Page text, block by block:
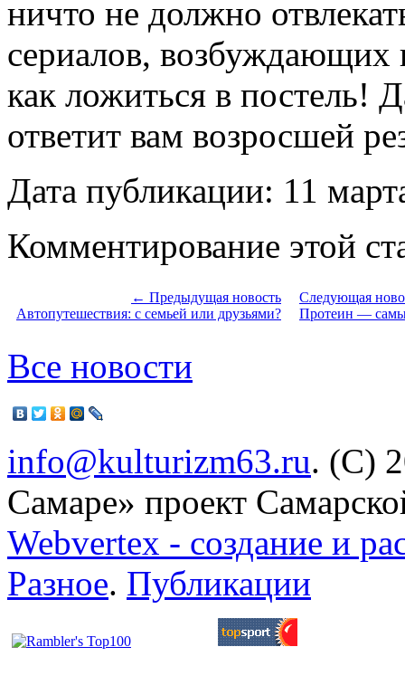
ничто не должно
сериалов, возбуждающих
как ложиться в постель!
ответит вам возросшей
Дата публикации: 11
Комментирование этой
← Предыдущая новость
Автопутешествия: с семьей или друзьями?
Следующая
Протеин —
Все новости
info@kulturizm63.ru. (C)
Самаре» проект
Webvertex - создание и
Разное. Публикации